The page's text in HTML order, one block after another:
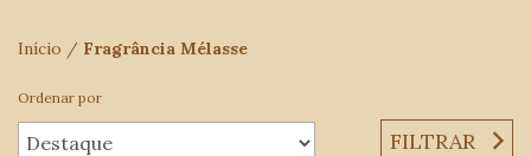
Início / Fragrância Mélasse
Ordenar por
FILTRAR